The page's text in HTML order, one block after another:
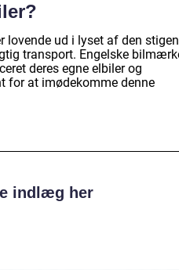
ud i lyset af den
transport. Engelske
deres egne elbiler og
for at imødekomme denne
indlæg her